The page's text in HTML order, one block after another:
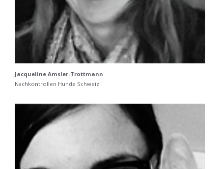
Jacqueline Amsler-Trottmann
Nachkontrollen Hunde Schweiz